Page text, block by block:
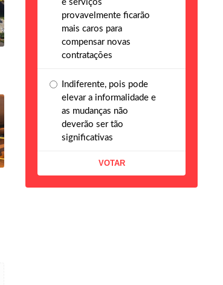
e serviços
provavelmente ficarão
mais caros para
compensar novas
contratações
Indiferente, pois pode
elevar a informalidade e
as mudanças não
deverão ser tão
significativas